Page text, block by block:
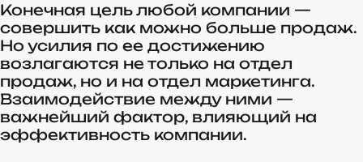
Конечная цель любой компании —
совершить как можно больше продаж.
Но усилия по ее достижению
возлагаются не только на отдел
продаж, но и на отдел маркетинга.
Взаимодействие между ними —
важнейший фактор, влияющий на
эффективность компании.